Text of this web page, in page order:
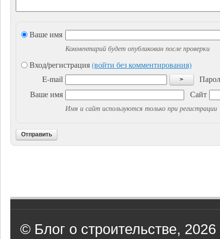
Ваше имя
Комментарий будет опубликован после проверки
Вход/регистрация(войти без комментирования)
E-mail
>
Ваше имя
Сайт
Имя и сайт используются только при регистрации
Отправить
© Блог о строительстве, 2026